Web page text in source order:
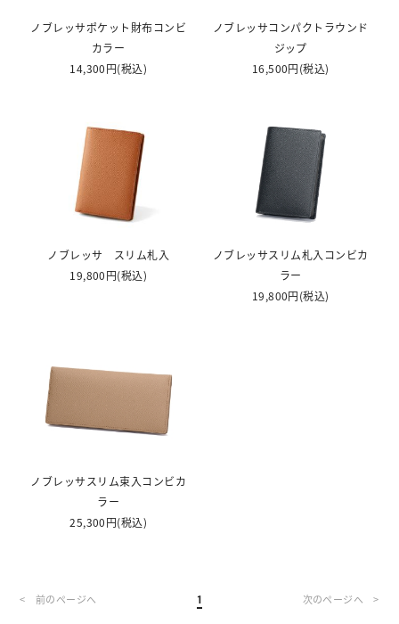
ノブレッサポケット財布コンビ
カラー
14,300円(税込)
ノブレッサコンパクトラウンド
ジップ
16,500円(税込)
ノブレッサ スリム札入
19,800円(税込)
ノブレッサスリム札入コンビカ
ラー
19,800円(税込)
ノブレッサスリム束入コンビカ
ラー
25,300円(税込)
< >
1